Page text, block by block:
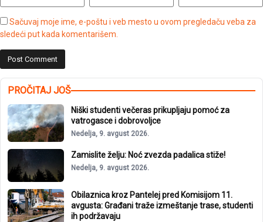
Sačuvaj moje ime, e-poštu i veb mesto u ovom pregledaču veba za
sledeći put kada komentarišem.
PROČITAJ JOŠ
Niški studenti večeras prikupljaju pomoć za
vatrogasce i dobrovoljce
Nedelja, 9. avgust 2026.
Zamislite želju: Noć zvezda padalica stiže!
Nedelja, 9. avgust 2026.
Obilaznica kroz Pantelej pred Komisijom 11.
avgusta: Građani traže izmeštanje trase, studenti
ih podržavaju